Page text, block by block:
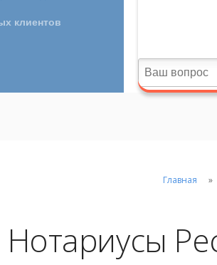
Главная
Нотариусы